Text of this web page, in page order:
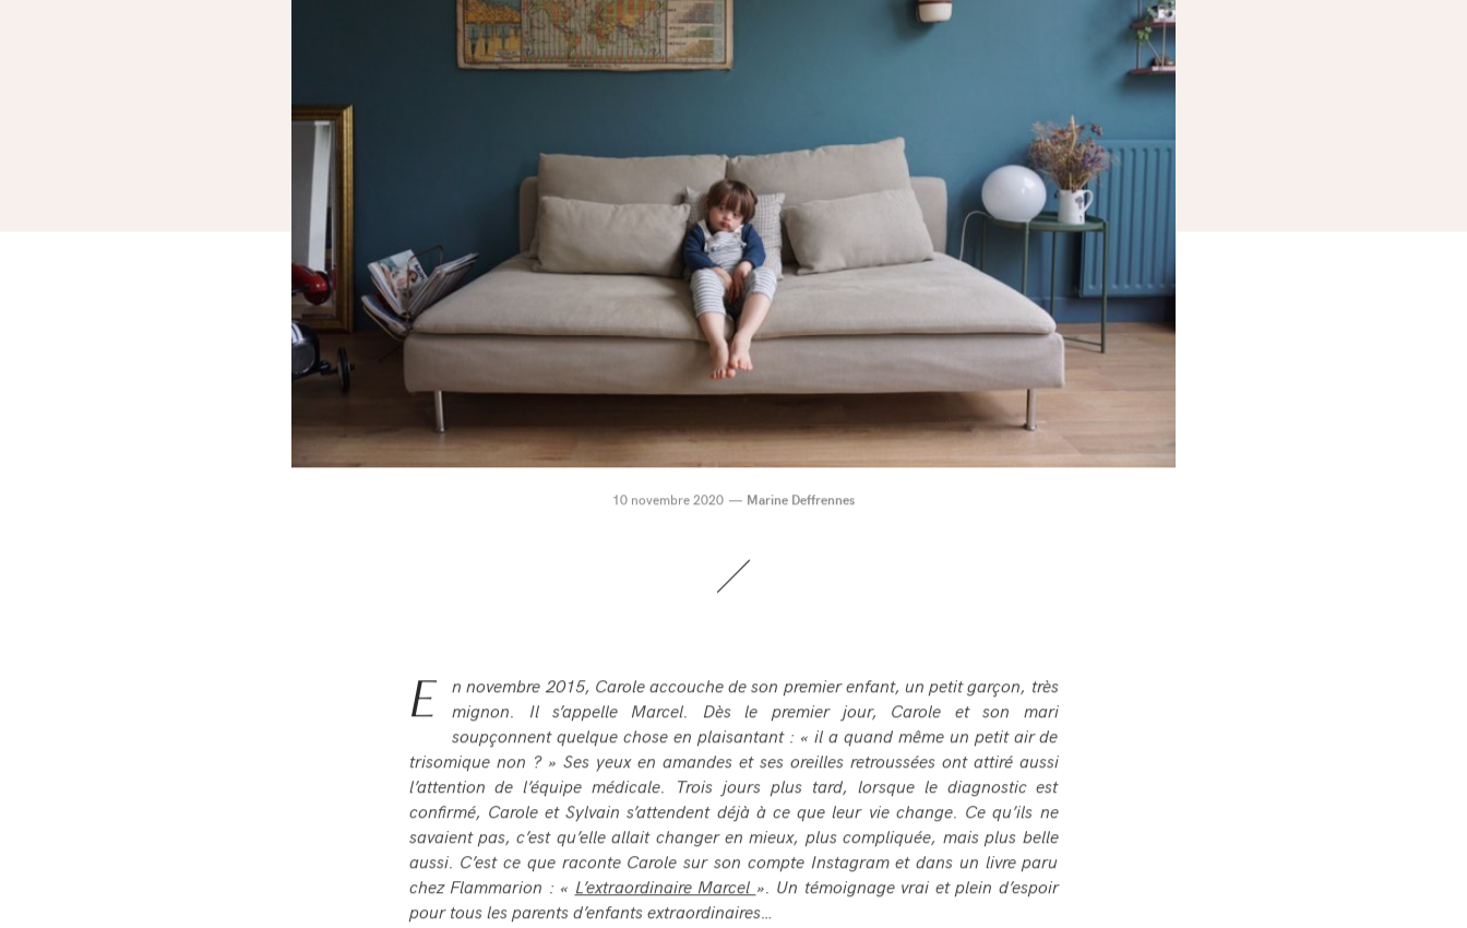
10 novembre 2020 Marine Deffrennes
E
n novembre 2015, Carole accouche de son premier enfant, un petit garçon, très
mignon. Il s’appelle Marcel. Dès le premier jour, Carole et son mari
soupçonnent quelque chose en plaisantant : « il a quand même un petit air de
trisomique non ? » Ses yeux en amandes et ses oreilles retroussées ont attiré aussi
l’attention de l’équipe médicale. Trois jours plus tard, lorsque le diagnostic est
confirmé, Carole et Sylvain s’attendent déjà à ce que leur vie change. Ce qu’ils ne
savaient pas, c’est qu’elle allait changer en mieux, plus compliquée, mais plus belle
aussi. C’est ce que raconte Carole sur son compte Instagram et dans un livre paru
chez Flammarion : «L’extraordinaire Marcel». Un témoignage vrai et plein d’espoir
pour tous les parents d’enfants extraordinaires…